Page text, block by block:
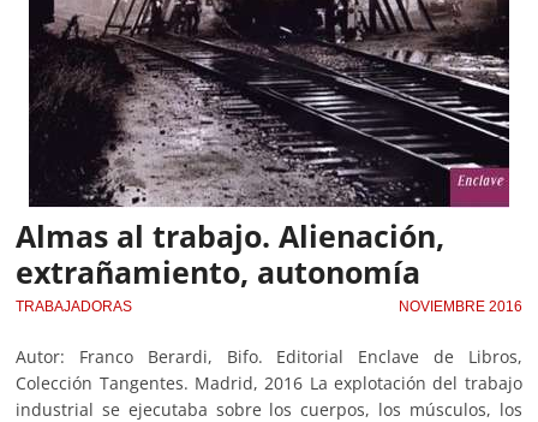
Almas al trabajo. Alienación,
extrañamiento, autonomía
TRABAJADORAS NOVIEMBRE 2016
Autor: Franco Berardi, Bifo. Editorial Enclave de Libros,
Colección Tangentes. Madrid, 2016 La explotación del trabajo
industrial se ejecutaba sobre los cuerpos, los músculos, los